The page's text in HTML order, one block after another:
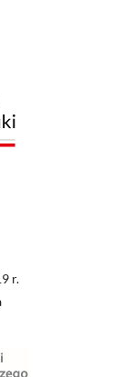
r.